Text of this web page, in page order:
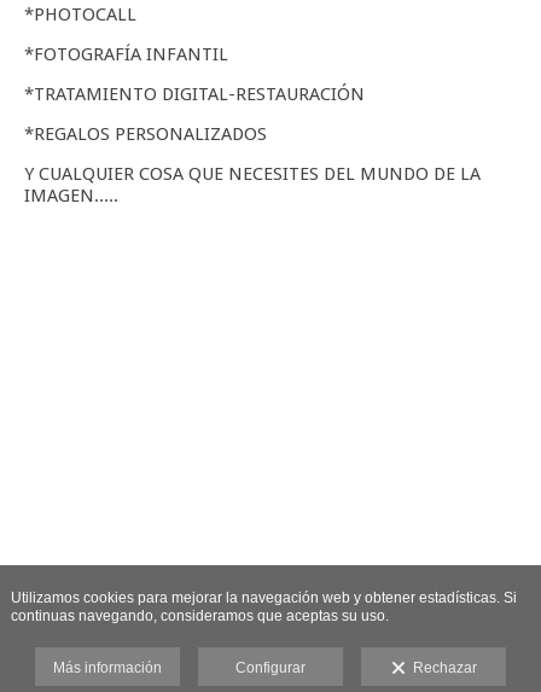
*PHOTOCALL
*FOTOGRAFÍA INFANTIL
*TRATAMIENTO DIGITAL-RESTAURACIÓN
*REGALOS PERSONALIZADOS
Y CUALQUIER COSA QUE NECESITES DEL MUNDO DE LA
IMAGEN.....
Utilizamos cookies para mejorar la navegación web y obtener estadísticas. Si
continuas navegando, consideramos que aceptas su uso.
Más información Configurar Rechazar